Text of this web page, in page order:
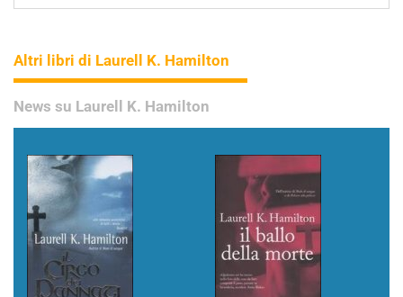
Altri libri di Laurell K. Hamilton
News su Laurell K. Hamilton